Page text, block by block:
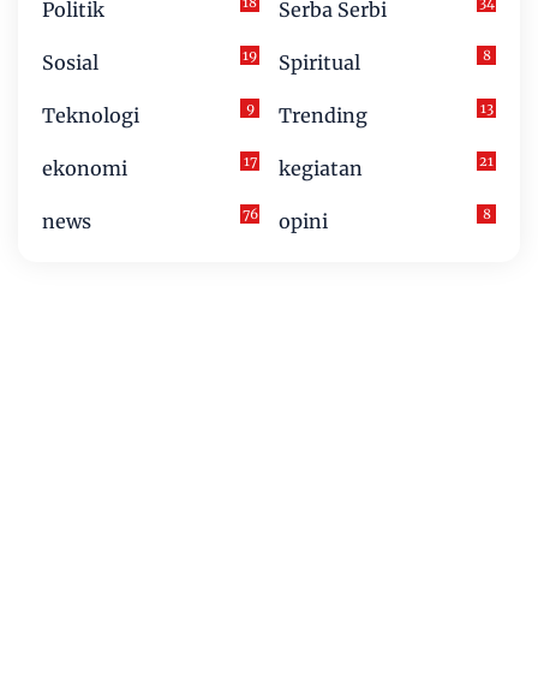
Politik Serba Serbi
Sosial 19 Spiritual 8
Teknologi 9 Trending 13
ekonomi 17 kegiatan 21
news 76 opini 8